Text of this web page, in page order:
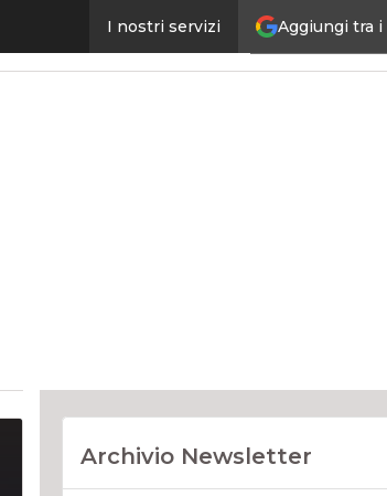
Aggiungi tra
I nostri servizi
Internet4Things
Archivio Newsletter